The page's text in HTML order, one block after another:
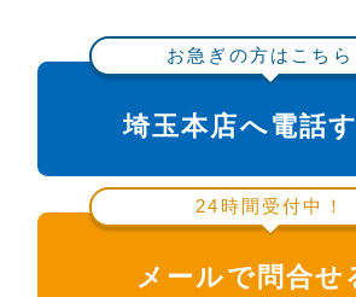
お急ぎの方はこちら
埼玉本店へ電話
24時間受付中！
メールで問合